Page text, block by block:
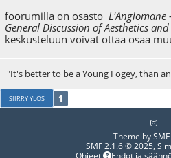
foorumilla on osasto
General Discussion of Aesthetics
keskusteluun voivat ottaa osaa
"It's better to be a Young Fogey, than
SIIRRY YLÖS 1
Theme by
SMF 2.1.6 © 2025,
Ohjeet
Ehdot ja